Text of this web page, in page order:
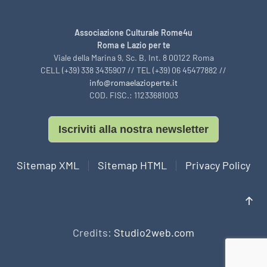
Associazione Culturale Rome4u
Roma e Lazio per te
Viale della Marina 9, Sc. B, Int. 8 00122 Roma
CELL (+39) 338 3435907 // TEL (+39) 06 45477882 //
info@romaelazioperte.it
COD. FISC.: 11233681003
Iscriviti alla nostra newsletter
Sitemap XML Sitemap HTML Privacy Policy
Credits: Studio2web.com